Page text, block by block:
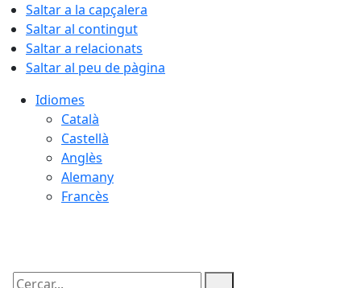
Saltar a la capçalera
Saltar al contingut
Saltar a relacionats
Saltar al peu de pàgina
Idiomes
Català
Castellà
Anglès
Alemany
Francès